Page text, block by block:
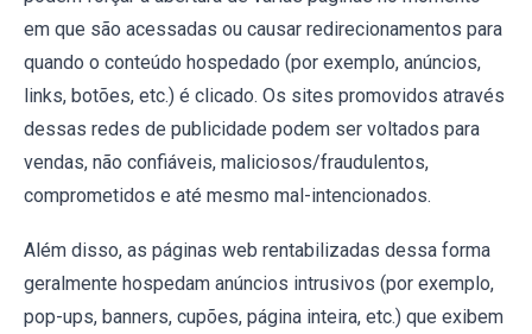
em que são acessadas ou causar redirecionamentos para
quando o conteúdo hospedado (por exemplo, anúncios,
links, botões, etc.) é clicado. Os sites promovidos através
dessas redes de publicidade podem ser voltados para
vendas, não confiáveis, maliciosos/fraudulentos,
comprometidos e até mesmo mal-intencionados.
Além disso, as páginas web rentabilizadas dessa forma
geralmente hospedam anúncios intrusivos (por exemplo,
pop-ups, banners, cupões, página inteira, etc.) que exibem